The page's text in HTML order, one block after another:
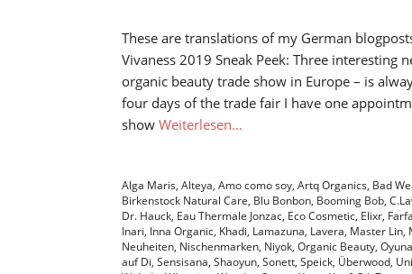
These are translations of my German
Vivaness 2019 Sneak Peek: Three interesting
organic beauty trade show in Europe – is
four days of the trade fair I have one
show Weiterlesen…
Alga Maris, Alteya, Amo como soy, Artq Organics, Bad
Birkenstock Natural Care, Blu Bonbon, Booming Bob,
Dr. Hauck, Eau Thermale Jonzac, Eco Cosmetic, Elixr,
Inari, Inna Organic, Khadi, Lamazuna, Lavera, Master Lin,
Neuheiten, Nischenmarken, Niyok, Organic Beauty, Oyuna
auf Di, Sensisana, Shaoyun, Sonett, Speick, Überwood,